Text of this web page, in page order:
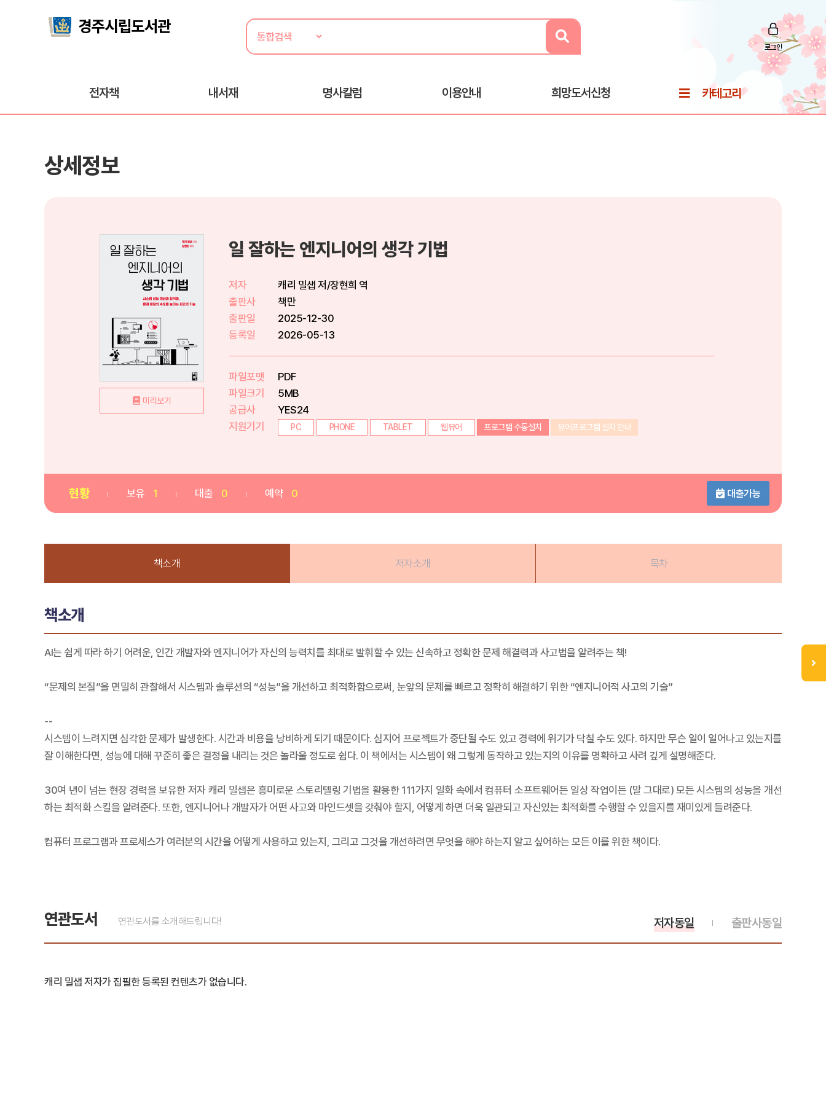
로그인
전자책 내서재 명사칼럼 이용안내 희망도서신청 카테고리
상세정보
미리보기
일 잘하는 엔지니어의 생각 기법
저자
캐리 밀샙 저/장현희 역
출판사
책만
출판일
2025-12-30
등록일
2026-05-13
파일포맷
PDF
파일크기
5MB
공급사
YES24
지원기기
PC PHONE TABLET 웹뷰어 프로그램 수동설치 뷰어프로그램 설치 안내
현황 보유 1 대출 0 예약 0 대출가능
책소개 저자소개 목차
책소개
AI는 쉽게 따라 하기 어려운, 인간 개발자와 엔지니어가 자신의 능력치를 최대로 발휘할 수 있는 신속하고 정확한 문제 해결력과 사고법을 알려주는 책!
“문제의 본질”을 면밀히 관찰해서 시스템과 솔루션의 “성능”을 개선하고 최적화함으로써, 눈앞의 문제를 빠르고 정확히 해결하기 위한 “엔지니어적 사고의 기술”
--
시스템이 느려지면 심각한 문제가 발생한다. 시간과 비용을 낭비하게 되기 때문이다. 심지어 프로젝트가 중단될 수도 있고 경력에 위기가 닥칠 수도 있다. 하지만 무슨 일이 일어나고 있는지를
잘 이해한다면, 성능에 대해 꾸준히 좋은 결정을 내리는 것은 놀라울 정도로 쉽다. 이 책에서는 시스템이 왜 그렇게 동작하고 있는지의 이유를 명확하고 사려 깊게 설명해준다.
30여 년이 넘는 현장 경력을 보유한 저자 캐리 밀샙은 흥미로운 스토리텔링 기법을 활용한 111가지 일화 속에서 컴퓨터 소프트웨어든 일상 작업이든 (말 그대로) 모든 시스템의 성능을 개선
하는 최적화 스킬을 알려준다. 또한, 엔지니어나 개발자가 어떤 사고와 마인드셋을 갖춰야 할지, 어떻게 하면 더욱 일관되고 자신있는 최적화를 수행할 수 있을지를 재미있게 들려준다.
컴퓨터 프로그램과 프로세스가 여러분의 시간을 어떻게 사용하고 있는지, 그리고 그것을 개선하려면 무엇을 해야 하는지 알고 싶어하는 모든 이를 위한 책이다.
연관도서 연관도서를 소개해드립니다! 출판사동일
저자동일
캐리 밀샙 저자가 집필한 등록된 컨텐츠가 없습니다.